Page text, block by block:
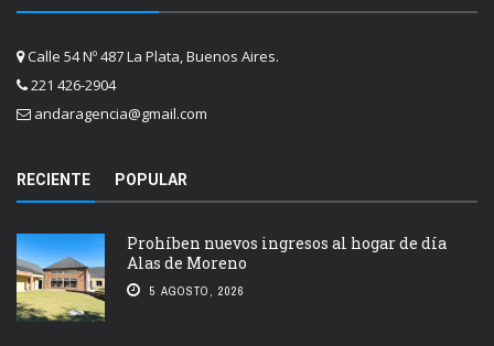
Calle 54 Nº 487 La Plata, Buenos Aires.
221 426-2904
andaragencia@gmail.com
RECIENTE POPULAR
Prohíben nuevos ingresos al hogar de día
Alas de Moreno
5 AGOSTO, 2026